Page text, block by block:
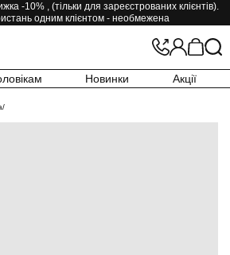
-10% , (тільки для зареєстрованих клієнтів).
одним клієнтом - необмежена
Новинки Акції
/